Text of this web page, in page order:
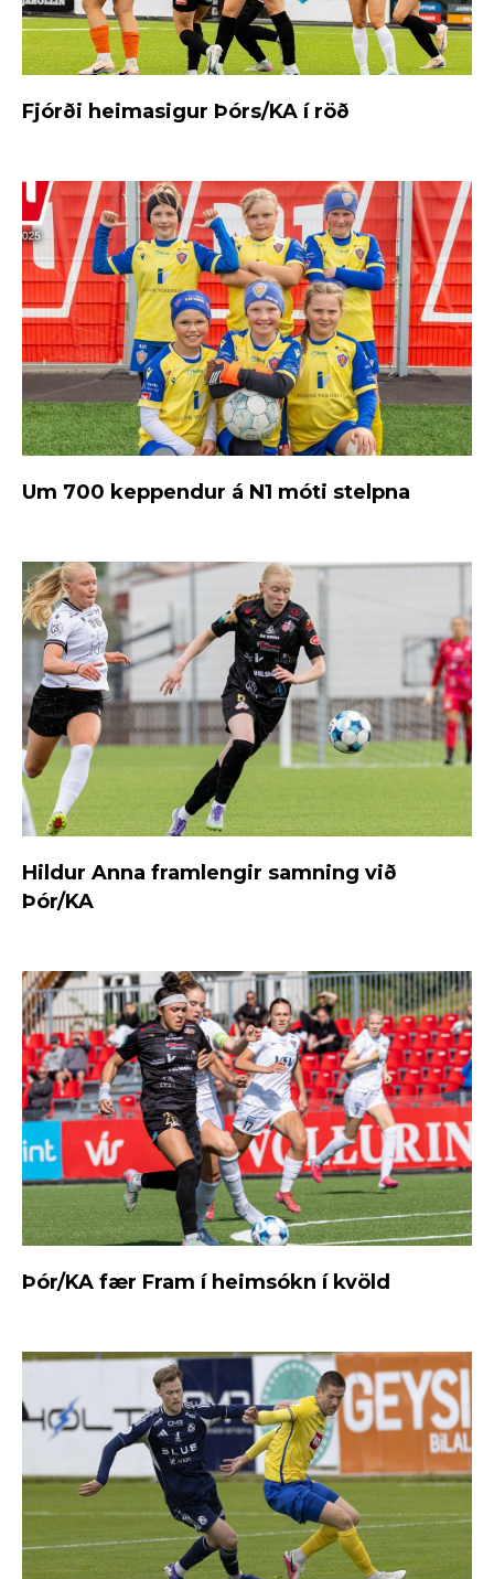
Fjórði heimasigur Þórs/KA í röð
Um 700 keppendur á N1 móti stelpna
Hildur Anna framlengir samning við
Þór/KA
Þór/KA fær Fram í heimsókn í kvöld